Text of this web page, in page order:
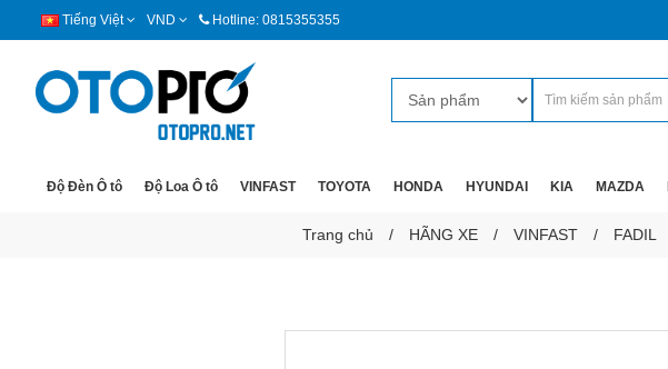
Tiếng Việt VND Hotline: 0815355355
Độ Đèn Ô tô Độ Loa Ô tô VINFAST TOYOTA HONDA HYUNDAI KIA MAZDA
Trang chủ HÃNG XE VINFAST FADIL